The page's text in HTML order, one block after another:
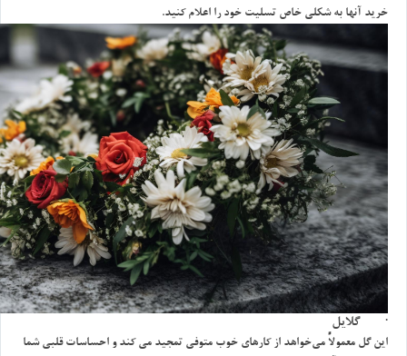
خريد آنها به شكلي خاص تسليت خود را اعلام كنيد.
· گلايل
اين گل معمولاً مي‌خواهد از كارهاي خوب متوفي تمجيد مي كند و احساسات قلبي شما